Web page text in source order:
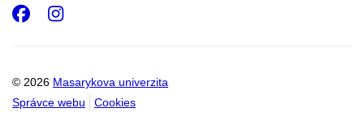
© 2026 Masarykova univerzita
Správce webu
Cookies
Facebook
Instagram